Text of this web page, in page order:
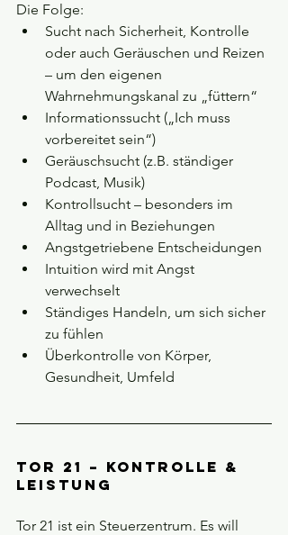
Die Folge:
Sucht nach Sicherheit, Kontrolle
oder auch Geräuschen und Reizen
– um den eigenen
Wahrnehmungskanal zu „füttern“
Informationssucht („Ich muss
vorbereitet sein“)
Geräuschsucht (z.B. ständiger
Podcast, Musik)
Kontrollsucht – besonders im
Alltag und in Beziehungen
Angstgetriebene Entscheidungen
Intuition wird mit Angst
verwechselt
Ständiges Handeln, um sich sicher
zu fühlen
Überkontrolle von Körper,
Gesundheit, Umfeld
Tor 21 – Kontrolle &
Leistung
Tor 21 ist ein Steuerzentrum. Es will